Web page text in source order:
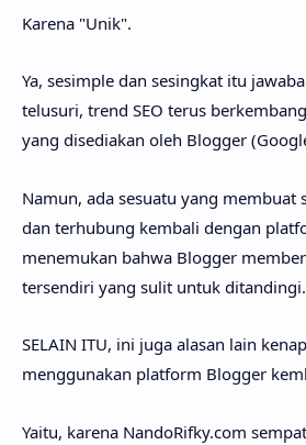
Karena "Unik".
Ya, sesimple dan sesingkat itu
telusuri, trend SEO terus
yang disediakan oleh Blogger
Namun, ada sesuatu yang membuat
dan terhubung kembali dengan
menemukan bahwa Blogger
tersendiri yang sulit untuk ditandingi.
SELAIN ITU, ini juga alasan lain
menggunakan platform Blogger
Yaitu, karena NandoRifky.com